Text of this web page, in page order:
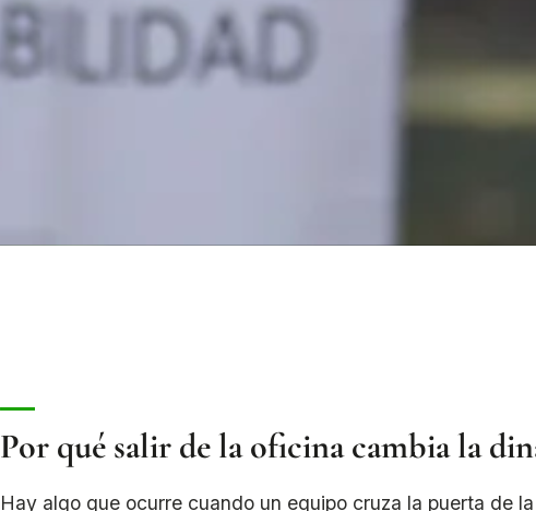
Por qué salir de la oficina cambia la
Hay algo que ocurre cuando un equipo cruza la puerta de